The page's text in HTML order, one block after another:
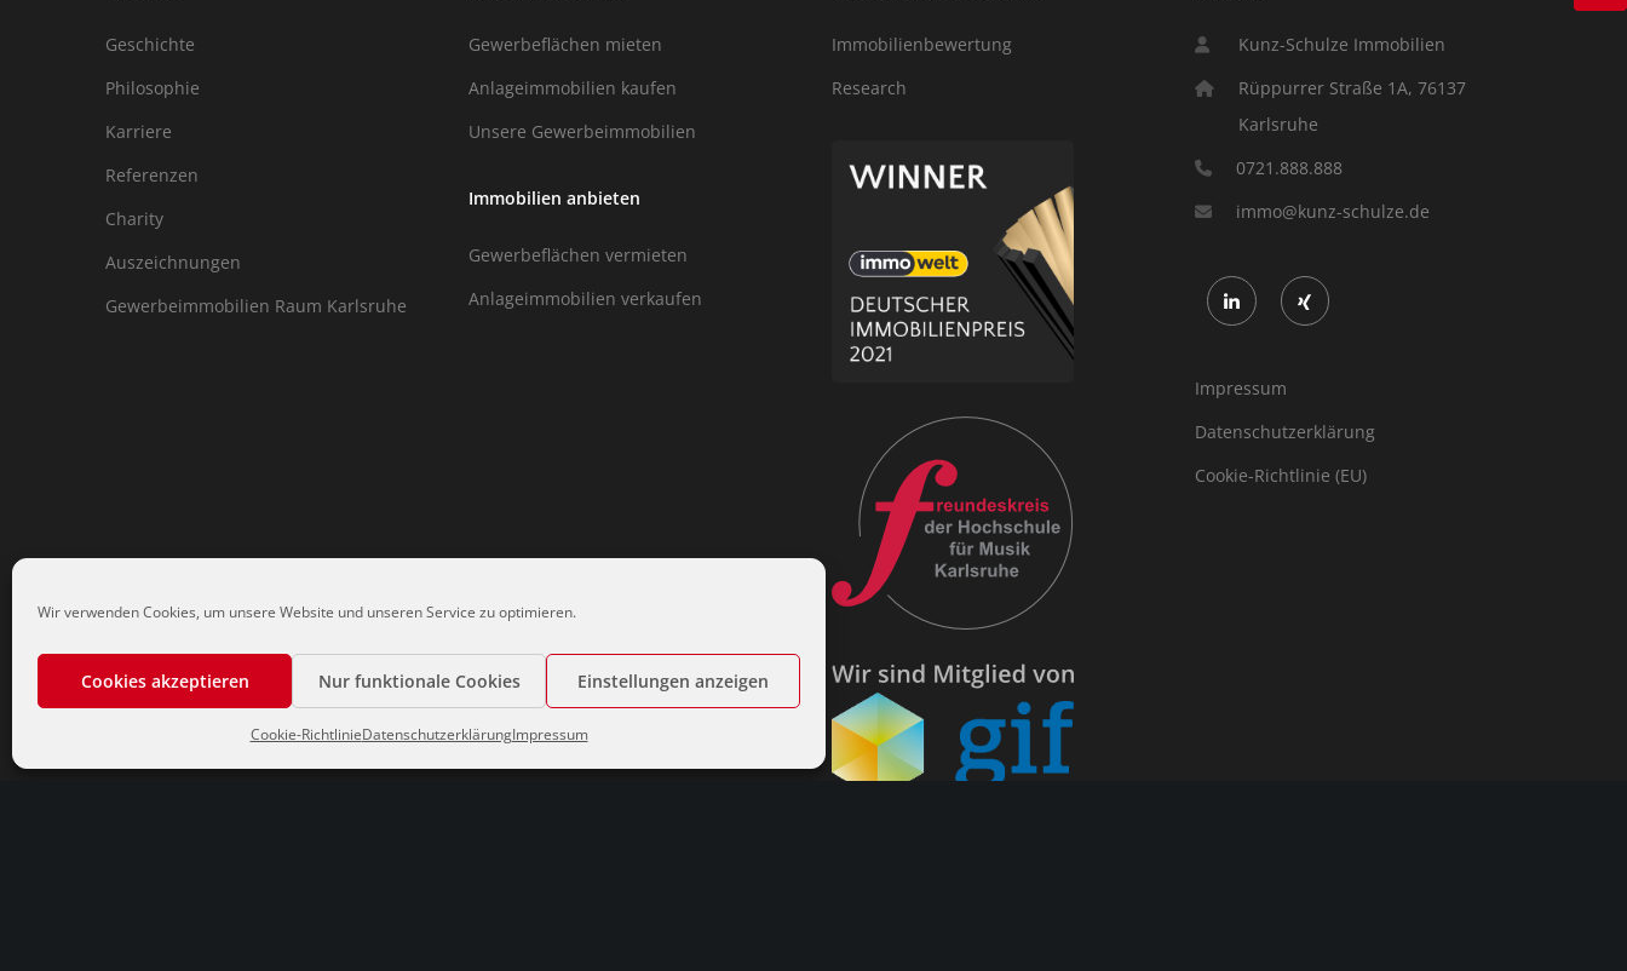
Wir verwenden Cookies, um unsere Website und unseren Service zu optimieren.
Cookies akzeptieren Nur funktionale Cookies Einstellungen anzeigen
Cookie-RichtlinieDatenschutzerklärungImpressum
Geschichte
Philosophie
Karriere
Referenzen
Charity
Auszeichnungen
Gewerbeimmobilien Raum Karlsruhe
Gewerbeflächen mieten
Anlageimmobilien kaufen
Unsere Gewerbeimmobilien
Immobilien anbieten
Gewerbeflächen vermieten
Anlageimmobilien verkaufen
Immobilienbewertung
Research
Kunz-Schulze Immobilien
Rüppurrer Straße 1A, 76137
Karlsruhe
0721.888.888
immo@kunz-schulze.de
Impressum
Datenschutzerklärung
Cookie-Richtlinie (EU)